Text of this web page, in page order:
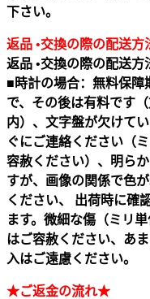
下さい。
返品 •交換の際の配送方
返品 •交換の際の配送方
■時計の場合：無料保障
で、その後は有料です
内）、文字盤が欠けて
ぐにご連絡ください（
容赦ください）、明ら
すが、画像の関係で色
ください、 出荷時に確
ます。微細な傷（ミリ
はご容赦ください、あ
入はご遠慮ください。
★ご返金の流れ★